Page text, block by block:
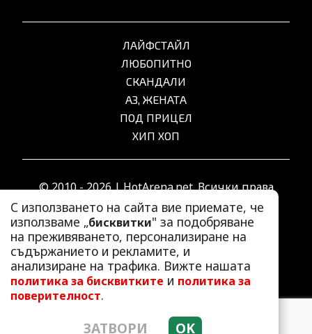
С използването на сайта вие приемате, че
използваме „бисквитки" за подобряване
на преживяването, персонализиране на
съдържанието и рекламите, и
анализиране на трафика. Вижте нашата
политика за бисквитките и политика за
поверителност.
ЗАТВОРИ OK
ЛАЙФСТАЙЛ
ЛЮБОПИТНО
СКАНДАЛИ
АЗ, ЖЕНАТА
ПОД ПРИЦЕЛ
ХИП ХОП
© 2010 - 2026 | HotArena.net. Всички права
запазени.
РЕКЛАМА
КОНТАКТИ
ОБЩИ УСЛОВИЯ
ПОЛИТИКА ЗА ПОВЕРИТЕЛНОСТ
ПОЛИТИКА ЗА БИСКВИТКИТЕ